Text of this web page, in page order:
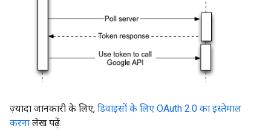
ज़्यादा जानकारी के लिए, डिवाइसों के लिए OAuth 2.0 का इस्तेमाल
करना लेख पढ़ें.